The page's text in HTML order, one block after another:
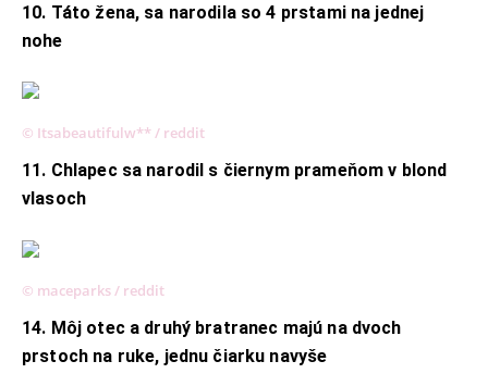
10. Táto žena, sa narodila so 4 prstami na jednej
nohe
© Itsabeautifulw** / reddit
11. Chlapec sa narodil s čiernym prameňom v blond
vlasoch
© maceparks / reddit
14. Môj otec a druhý bratranec majú na dvoch
prstoch na ruke, jednu čiarku navyše